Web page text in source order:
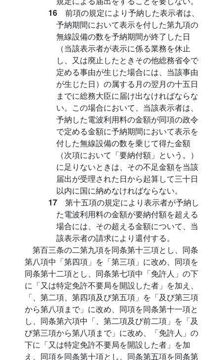
16 前項の規定により予納した表示者は、
予納期間において表示を付した第九項の
無線設備の数を予納期間が終了した日
（当該表示者が表示に係る業務を休止
し、又は廃止したときその他総務省令で
定める事由が生じた場合には、当該事由
が生じた日）の属する月の翌月の十五日
までに総務大臣に届け出なければならな
い。この場合において、当該表示者は、
予納した電波利用料の金額が同項の政令
で定める金額に予納期間において表示を
付した無線設備の数を乗じて得た金額
（次項において「要納付額」という。）
に足りないときは、その不足金額を当該
届出が受理された日から起算して三十日
以内に国に納めなければならない。
17 第十五項の規定により表示者が予納し
た電波利用料の金額が要納付額を超える
場合には、その超える金額について、当
該表示者の請求により還付する。
第百三条の二第九項を同条第十三項とし、同条
第八項中「第四項」を「第三項」に改め、同項を
同条第十二項とし、同条第七項中「免許人」の下
に「又は特定免許不要局を開設した者」を加え、
「、第二項、第四項及び第五項」を「及び第三項
から第八項まで」に改め、同項を同条第十一項と
し、同条第六項中「、第二項及び前二項」を「及
び第三項から第八項まで」に改め、「免許人」の
下に「又は特定免許不要局を開設した者」を加
え、同項を同条第十項とし、同条第五項を同条第